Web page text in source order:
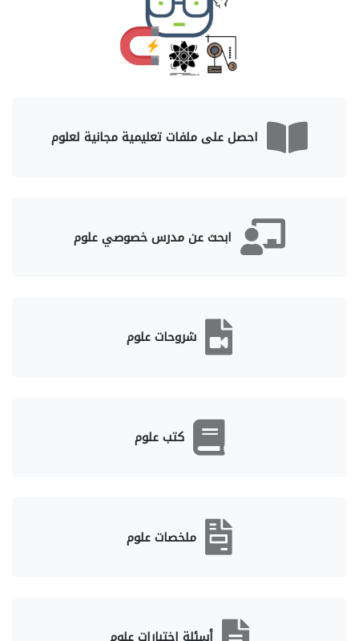
احصل على ملفات تعليمية مجانية لعلوم
ابحث عن مدرس خصوصي علوم
شروحات علوم
كتب علوم
ملخصات علوم